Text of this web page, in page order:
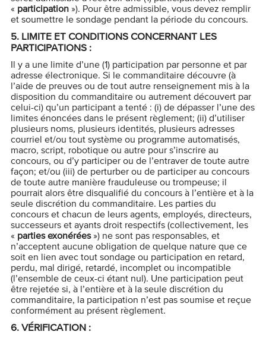
« participation»). Pour être admissible, vous devez remplir
et soumettre le sondage pendant la période du concours.
5. LIMITE ET CONDITIONS CONCERNANT LES
PARTICIPATIONS :
Il y a une limite d’une (1) participation par personne et par
adresse électronique. Si le commanditaire découvre (à
l’aide de preuves ou de tout autre renseignement mis à la
disposition du commanditaire ou autrement découvert par
celui-ci) qu’un participant a tenté : (i) de dépasser l’une des
limites énoncées dans le présent règlement; (ii) d’utiliser
plusieurs noms, plusieurs identités, plusieurs adresses
courriel et/ou tout système ou programme automatisés,
macro, script, robotique ou autre pour s’inscrire au
concours, ou d’y participer ou de l’entraver de toute autre
façon; et/ou (iii) de perturber ou de participer au concours
de toute autre manière frauduleuse ou trompeuse; il
pourrait alors être disqualifié du concours à l’entière et à la
seule discrétion du commanditaire. Les parties du
concours et chacun de leurs agents, employés, directeurs,
successeurs et ayants droit respectifs (collectivement, les
« parties exonérées») ne sont pas responsables, et
n’acceptent aucune obligation de quelque nature que ce
soit en lien avec tout sondage ou participation en retard,
perdu, mal dirigé, retardé, incomplet ou incompatible
(l’ensemble de ceux-ci étant nul). Une participation peut
être rejetée si, à l’entière et à la seule discrétion du
commanditaire, la participation n’est pas soumise et reçue
conformément au présent règlement.
6. VÉRIFICATION :